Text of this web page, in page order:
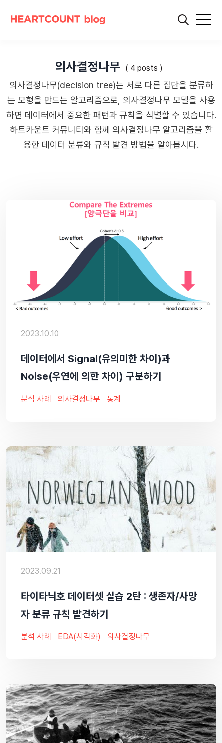
의사결정나무 ( 4 posts )
의사결정나무(decision tree)는 서로 다른 집단을 분류하
는 모형을 만드는 알고리즘으로, 의사결정나무 모델을 사용
하면 데이터에서 중요한 패턴과 규칙을 식별할 수 있습니다.
하트카운트 커뮤니티와 함께 의사결정나무 알고리즘을 활
용한 데이터 분류와 규칙 발견 방법을 알아봅시다.
2023.10.10
데이터에서 Signal(유의미한 차이)과
Noise(우연에 의한 차이) 구분하기
분석 사례 의사결정나무 통계
2023.09.21
타이타닉호 데이터셋 실습 2탄 : 생존자/사망
자 분류 규칙 발견하기
분석 사례 EDA(시각화) 의사결정나무